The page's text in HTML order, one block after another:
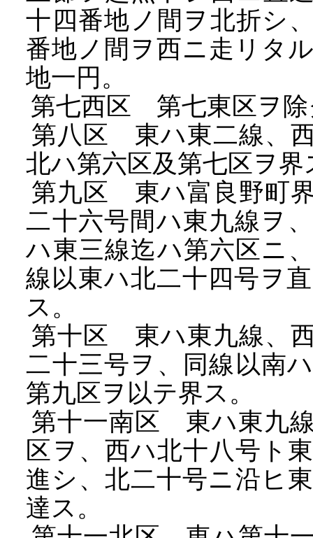
十四番地ノ間ヲ北折シ
番地ノ間ヲ西ニ走リタ
地一円。
第七西区 第七東区ヲ除
第八区 東ハ東二線、西
北ハ第六区及第七区ヲ界
第九区 東ハ富良野町界
二十六号間ハ東九線ヲ
ハ東三線迄ハ第六区ニ
線以東ハ北二十四号ヲ
ス。
第十区 東ハ東九線、西
二十三号ヲ、同線以南
第九区ヲ以テ界ス。
第十一南区 東ハ東九線
区ヲ、西ハ北十八号ト
進シ、北二十号ニ沿ヒ
達ス。